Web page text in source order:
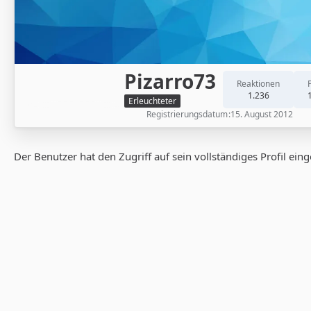
Pizarro73
Erleuchteter
Reaktionen
1.236
Registrierungsdatum 15. August 2012
Der Benutzer hat den Zugriff auf sein vollständiges Profil